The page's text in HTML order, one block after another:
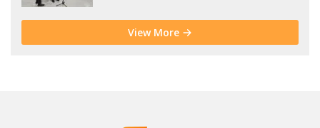
View More